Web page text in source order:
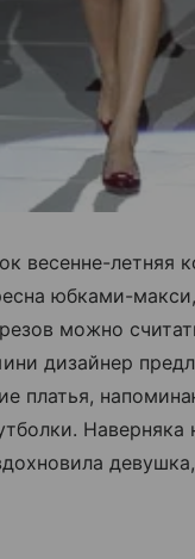
весенне-летняя
юбками-
можно
дизайнер
платья,
Наверняка